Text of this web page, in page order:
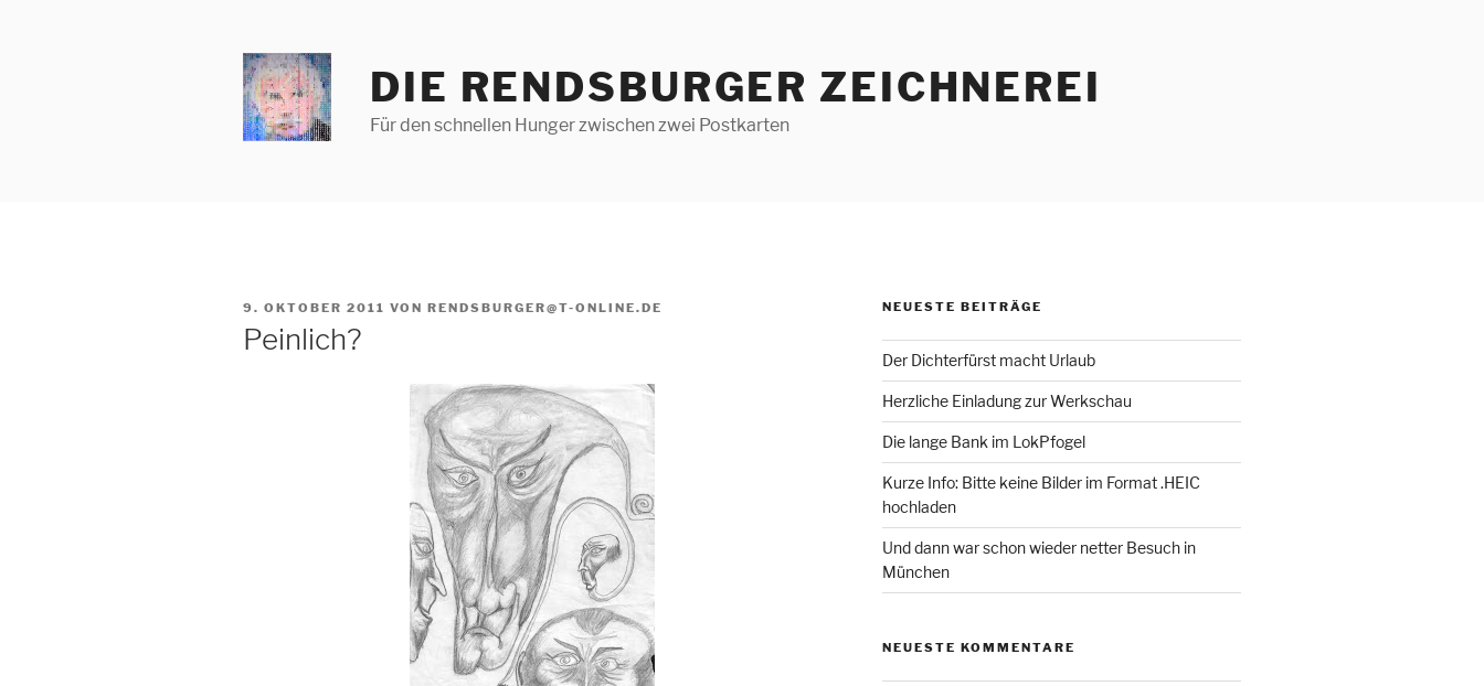
DIE RENDSBURGER ZEICHNEREI
Für den schnellen Hunger zwischen zwei Postkarten
VERÖFFENTLICHT
9. OKTOBER 2011 VON RENDSBURGER@T-ONLINE.DE
Peinlich?
NEUESTE BEITRÄGE
Der Dichterfürst macht Urlaub
Herzliche Einladung zur Werkschau
Die lange Bank im LokPfogel
Kurze Info: Bitte keine Bilder im Format .HEIC
hochladen
Und dann war schon wieder netter Besuch in
München
NEUESTE KOMMENTARE